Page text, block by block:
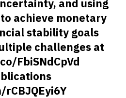
and using
achieve monetary
stability goals
challenges at
FbiSNdCpVd